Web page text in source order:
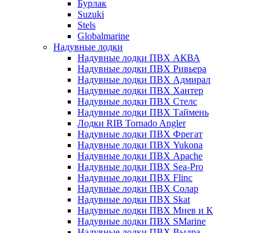
Бурлак
Suzuki
Stels
Globalmarine
Надувные лодки
Надувные лодки ПВХ АКВА
Надувные лодки ПВХ Ривьера
Надувные лодки ПВХ Адмирал
Надувные лодки ПВХ Хантер
Надувные лодки ПВХ Стелс
Надувные лодки ПВХ Таймень
Лодки RIB Tornado Angler
Надувные лодки ПВХ Фрегат
Надувные лодки ПВХ Yukona
Надувные лодки ПВХ Apache
Надувные лодки ПВХ Sea-Pro
Надувные лодки ПВХ Flinc
Надувные лодки ПВХ Солар
Надувные лодки ПВХ Skat
Надувные лодки ПВХ Мнев и К
Надувные лодки ПВХ SMarine